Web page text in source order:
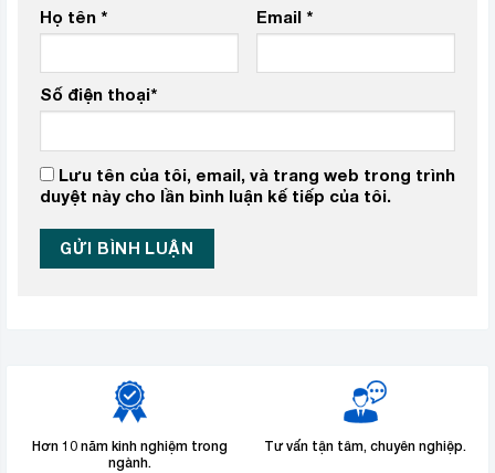
Họ tên * Email *
Số điện thoại*
Lưu tên của tôi, email, và trang web trong trình
duyệt này cho lần bình luận kế tiếp của tôi.
Hơn 10 năm kinh nghiệm trong
ngành.
Tư vấn tận tâm, chuyên nghiệp.